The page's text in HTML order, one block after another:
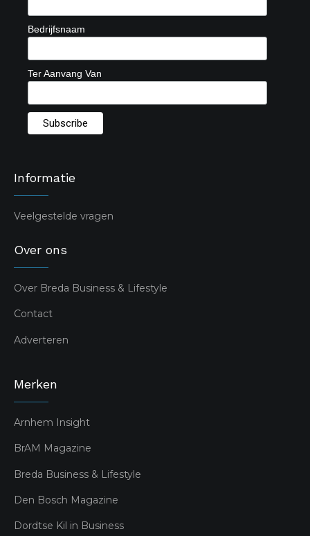
Bedrijfsnaam
Ter Aanvang Van
Informatie
Veelgestelde vragen
Over ons
Over Breda Business & Lifestyle
Contact
Adverteren
Merken
Arnhem Insight
BrAM Magazine
Breda Business & Lifestyle
Den Bosch Magazine
Dordtse Kil in Business